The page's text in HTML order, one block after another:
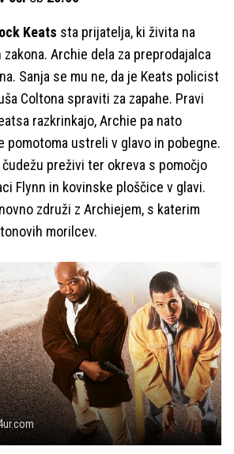
Keats sta prijatelja, ki živita na
Archie dela za preprodajalca
Sanja se mu ne, da je Keats policist
Coltona spraviti za zapahe. Pravi
razkrinkajo, Archie pa nato
pomotoma ustreli v glavo in pobegne.
preživi ter okreva s pomočjo
Flynn in kovinske ploščice v glavi.
združi z Archiejem, s katerim
morilcev.